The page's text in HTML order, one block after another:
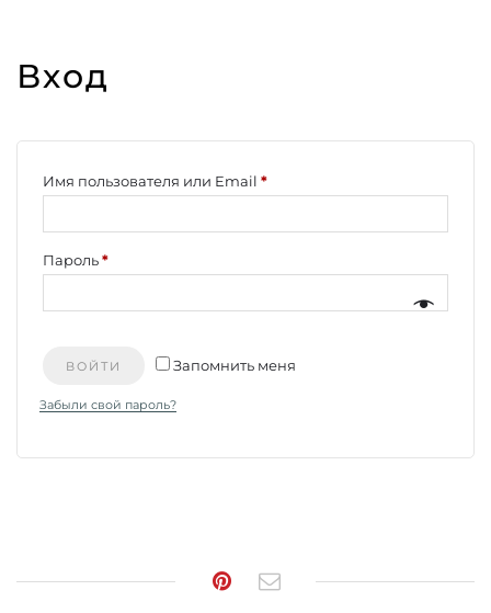
Вход
Имя пользователя или Email *Обязательно
Пароль*Обязательно
Запомнить меня
ВОЙТИ
Забыли свой пароль?